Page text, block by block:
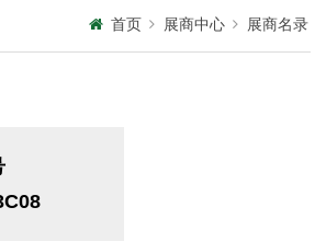
首页 展商中心 展商名录